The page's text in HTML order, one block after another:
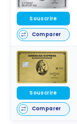
Souscrire
Comparer
Souscrire
Comparer